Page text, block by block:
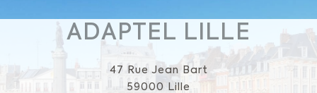
ADAPTEL LILLE
47 Rue Jean Bart
59000 Lille